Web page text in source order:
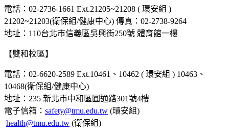
電話：02-2736-1661 Ext.21205~21208 ( 環安組 )
21202~21203(衛保組/健康中心) 傳真：02-2738-9264
地址：110台北市信義區吳興街250號 體育館一樓
【雙和校區】
電話：02-6620-2589 Ext.10461、10462 ( 環安組 ) 10463、
10468(衛保組/健康中心)
地址：235 新北市中和區圓通路301號4樓
電子信箱： safety@tmu.edu.tw (環安組)
health@tmu.edu.tw (衛保組)